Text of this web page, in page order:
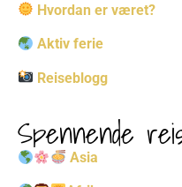
Hvordan er været?
Aktiv ferie
Reiseblogg
Spennende
Asia